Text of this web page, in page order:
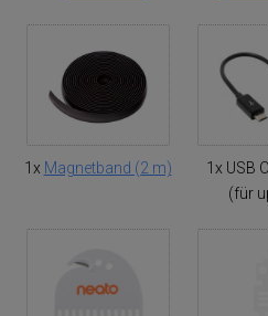
1x Magnetband (2 m)
1x USB
(für